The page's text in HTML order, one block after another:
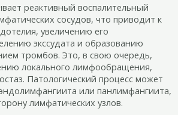
реактивный воспалительный
сосудов, что приводит к
увеличению его
экссудата и образованию
тромбов. Это, в свою очередь,
локального лимфообращения,
Патологический процесс может
или панлимфангиита,
лимфатических узлов.